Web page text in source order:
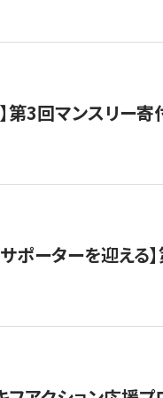
第3回マンスリー
ポーターを迎える